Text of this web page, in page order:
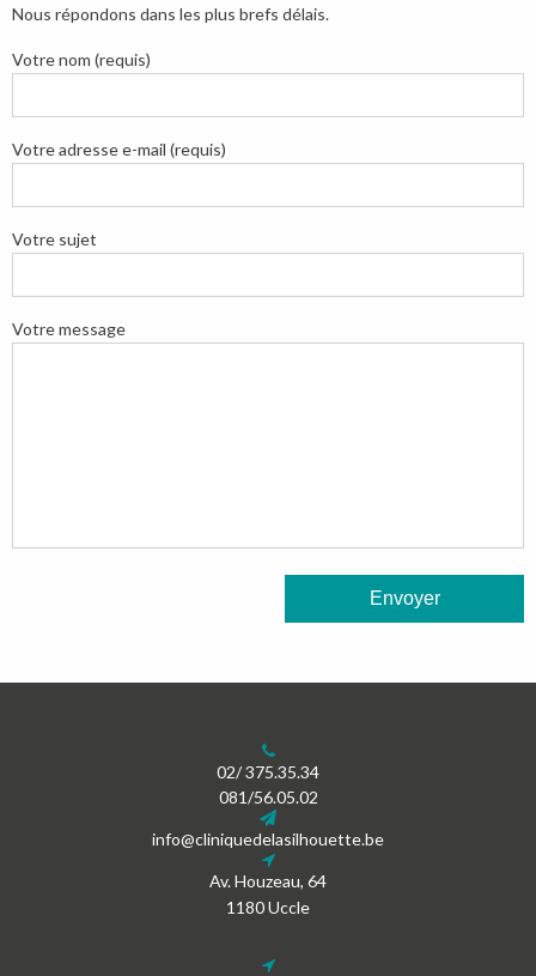
Nous répondons dans les plus brefs délais.
Votre nom (requis)
Votre adresse e-mail (requis)
Votre sujet
Votre message
02/ 375.35.34
081/56.05.02
info@cliniquedelasilhouette.be
Av. Houzeau, 64
1180 Uccle